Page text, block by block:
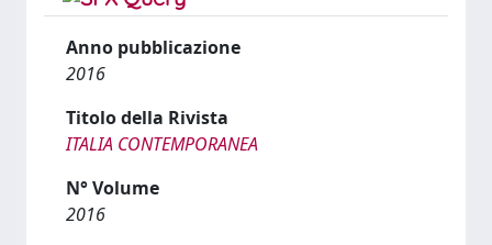
Anno pubblicazione
2016
Titolo della Rivista
ITALIA CONTEMPORANEA
N° Volume
2016